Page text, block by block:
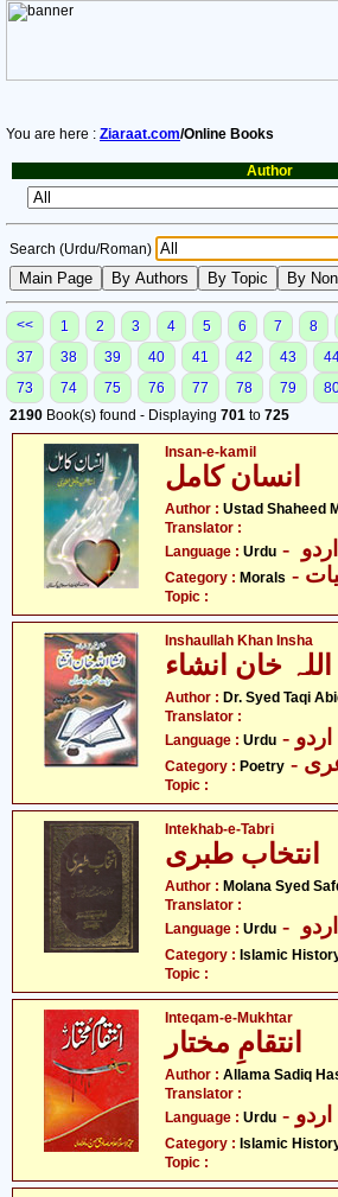
You are here : Ziaraat.com/Online Books
Author
Search (Urdu/Roman)
<< 1 2 3 4 5 6 7 8
37
38 39 40 41 42 43
73
74 75 76 77 78 79
2190 Book(s) found - Displaying 701 to 725
Insan-e-kamil
Author : Ustad Shaheed
Translator :
Language : Urdu
Category : Morals
Topic :
Inshaullah Khan Insha
اللہ خان انشاء
Author : Dr. Syed Taqi
Translator :
Language : Urdu - اردو
Category : Poetry
Topic :
Intekhab-e-Tabri
Author : Molana Syed
Translator :
Language : Urdu
Category : Islamic
Topic :
Inteqam-e-Mukhtar
انتقامِ مختار
Author : Allama Sadiq
Translator :
Language : Urdu - اردو
Category : Islamic
Topic :